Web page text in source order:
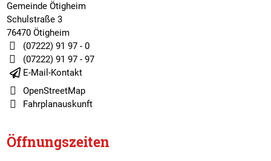
Gemeinde Ötigheim
Schulstraße 3
76470 Ötigheim
(07222) 91 97 - 0
(07222) 91 97 - 97
E-Mail-Kontakt
OpenStreetMap
Fahrplanauskunft
Öffnungszeiten